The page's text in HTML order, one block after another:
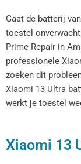
Gaat de batterij
toestel
Prime Repair in
professionele
zoeken dit
Xiaomi 13 Ultra
werkt je toestel
Xiaomi 13